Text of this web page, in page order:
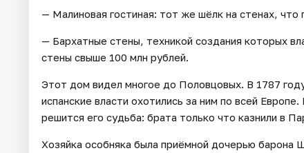
— Малиновая гостиная: тот же шёлк на стенах, что
— Бархатные стены, техникой создания которых
стены свыше 100 млн рублей.
Этот дом видел многое до Половцовых. В 1787
испанские власти охотились за ним по всей
решится его судьба: брата только что казнили в
Хозяйка особняка была приёмной дочерью барона